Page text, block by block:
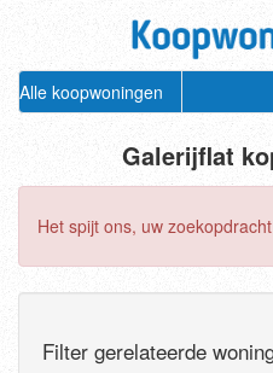
Alle koopwoningen
Galerijflat
Het spijt ons, uw
Filter gerelateerde